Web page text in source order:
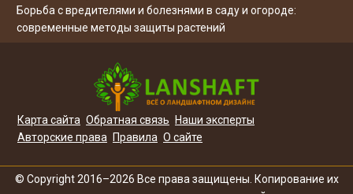
Борьба с вредителями и болезнями в саду и огороде:
современные методы защиты растений
Карта сайта Обратная связь
Наши эксперты
Авторские права
Правила О сайте
© Copyright 2016–2026 Все права защищены. Копирование их